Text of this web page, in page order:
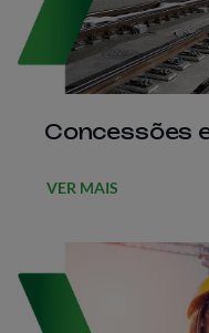
Concessões
VER MAIS